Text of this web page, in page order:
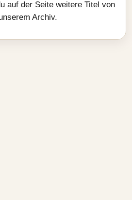
auf der Seite weitere Titel von
Archiv.